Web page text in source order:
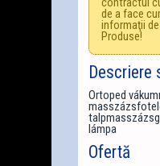
de a face
informaţii
Produse!
Descriere
Ortoped
lámpa
Ofertă